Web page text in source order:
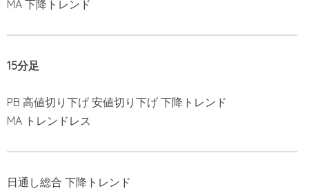
MA 下降トレンド
15分足
PB 高値切り下げ 安値切り下げ 下降トレンド
MA トレンドレス
日通し総合 下降トレンド